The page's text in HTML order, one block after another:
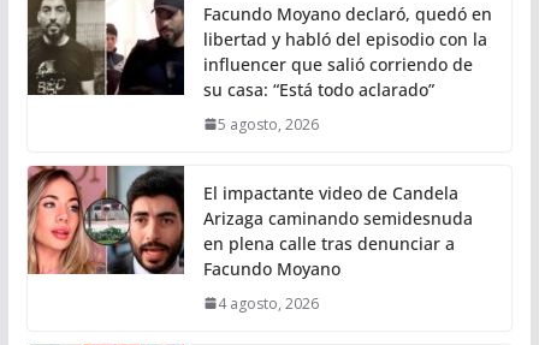
Facundo Moyano declaró, quedó en
libertad y habló del episodio con la
influencer que salió corriendo de
su casa: “Está todo aclarado”
5 agosto, 2026
El impactante video de Candela
Arizaga caminando semidesnuda
en plena calle tras denunciar a
Facundo Moyano
4 agosto, 2026